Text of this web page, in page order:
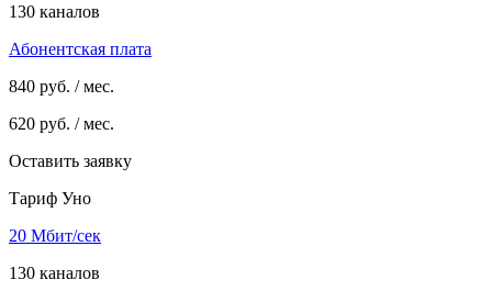
130 каналов
Абонентская плата
840 руб. / мес.
620 руб. / мес.
Оставить заявку
Тариф Уно
20 Мбит/сек
130 каналов